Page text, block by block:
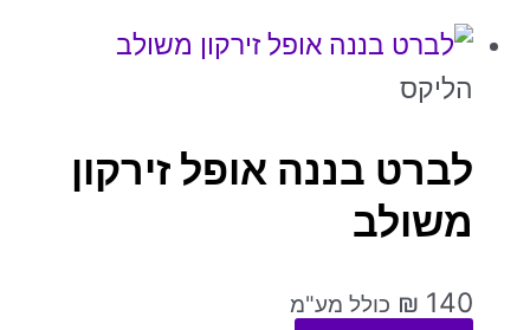
הליקס
לברט בננה אופל זירקון
משולב
₪ 140 כולל מע"מ